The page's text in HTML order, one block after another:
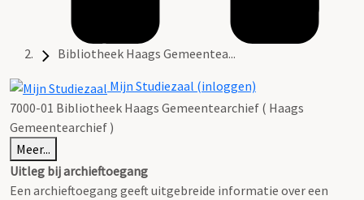
Bibliotheek Haags Gemeentea...
Mijn Studiezaal (inloggen)
7000-01 Bibliotheek Haags Gemeentearchief ( Haags
Gemeentearchief )
Meer...
Uitleg bij archieftoegang
Een archieftoegang geeft uitgebreide informatie over een